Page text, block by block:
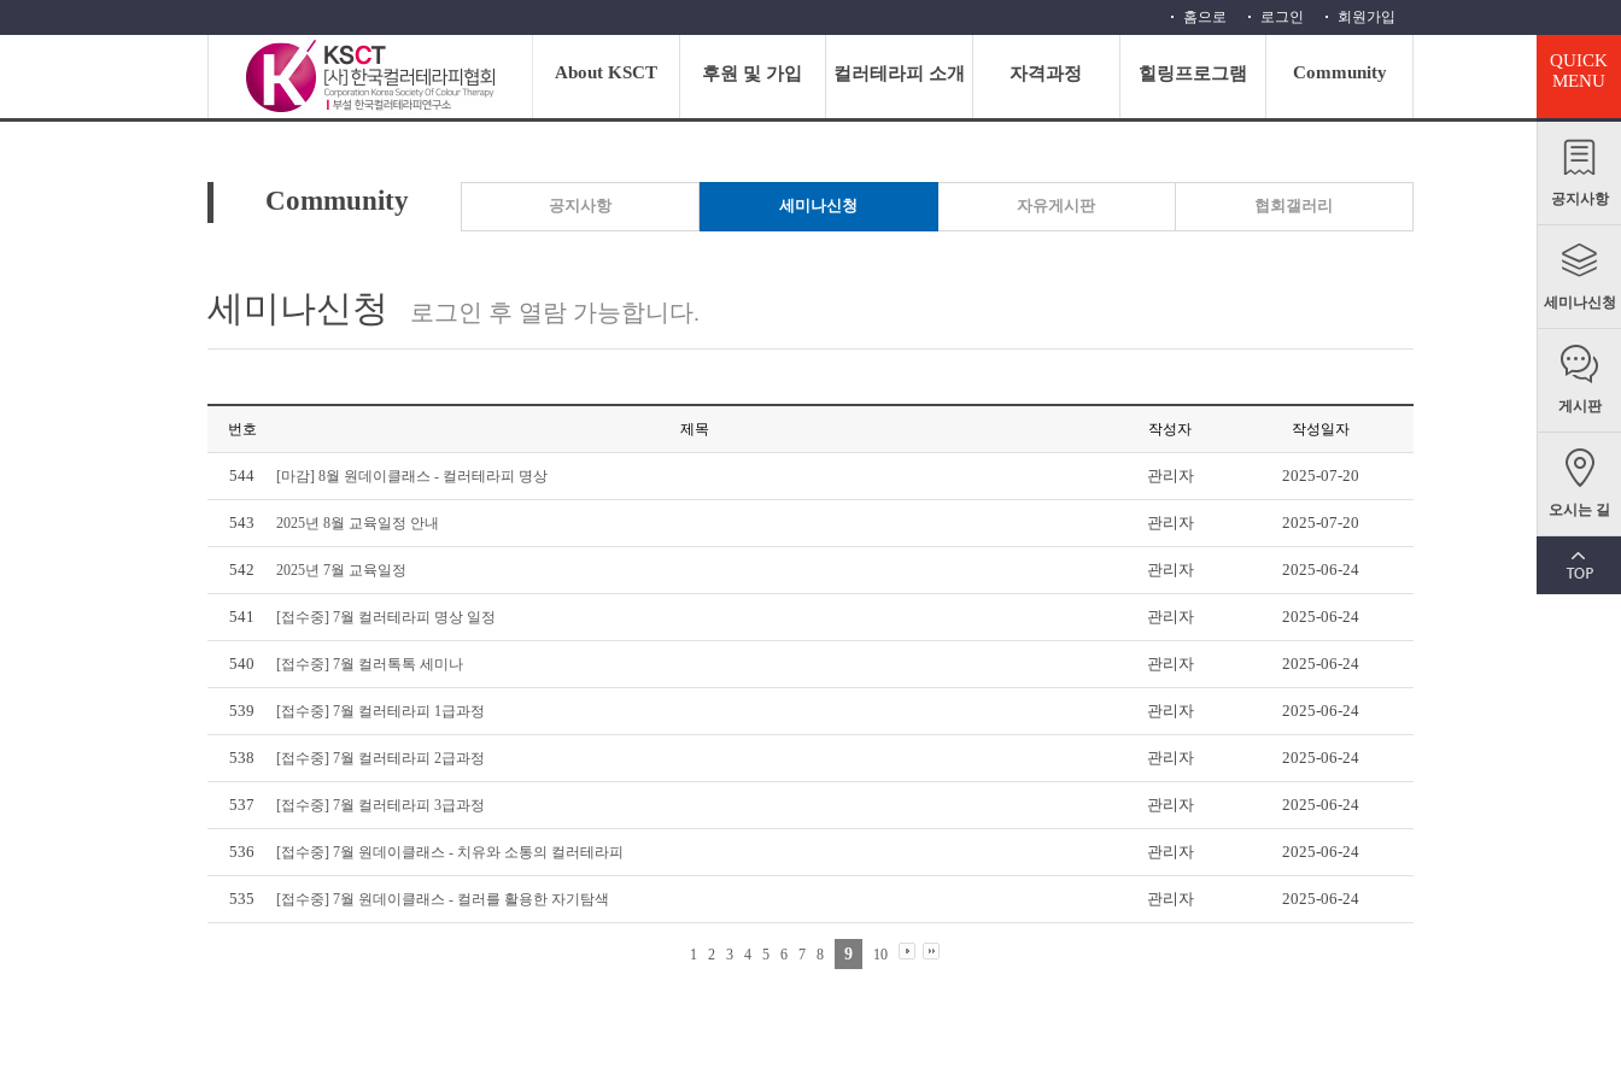
QUICK
MENU
공지사항
세미나신청
게시판
오시는 길
홈으로 로그인 회원가입
About KSCT 후원 및 가입 컬러테라피 소개 자격과정 힐링프로그램 Community
Community 공지사항 세미나신청 자유게시판 협회갤러리
세미나신청 로그인 후 열람 가능합니다.
번호 제목 작성자 작성일자
544 [마감] 8월 원데이클래스 - 컬러테라피 명상 관리자 2025-07-20
543 2025년 8월 교육일정 안내 관리자 2025-07-20
542 2025년 7월 교육일정 관리자 2025-06-24
541 [접수중] 7월 컬러테라피 명상 일정 관리자 2025-06-24
540 [접수중] 7월 컬러톡톡 세미나 관리자 2025-06-24
539 [접수중] 7월 컬러테라피 1급과정 관리자 2025-06-24
538 [접수중] 7월 컬러테라피 2급과정 관리자 2025-06-24
537 [접수중] 7월 컬러테라피 3급과정 관리자 2025-06-24
536 [접수중] 7월 원데이클래스 - 치유와 소통의 컬러테라피 관리자 2025-06-24
535 [접수중] 7월 원데이클래스 - 컬러를 활용한 자기탐색 관리자 2025-06-24
1 2 3 4 5 6 7 8 9 10